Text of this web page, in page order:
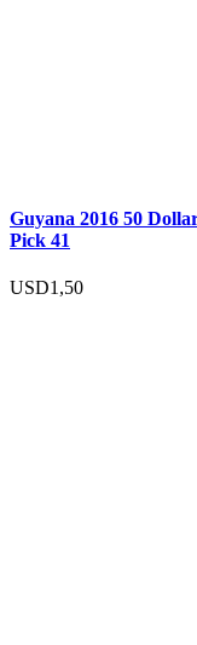
Guyana 2016 50
Pick 41
USD1,50